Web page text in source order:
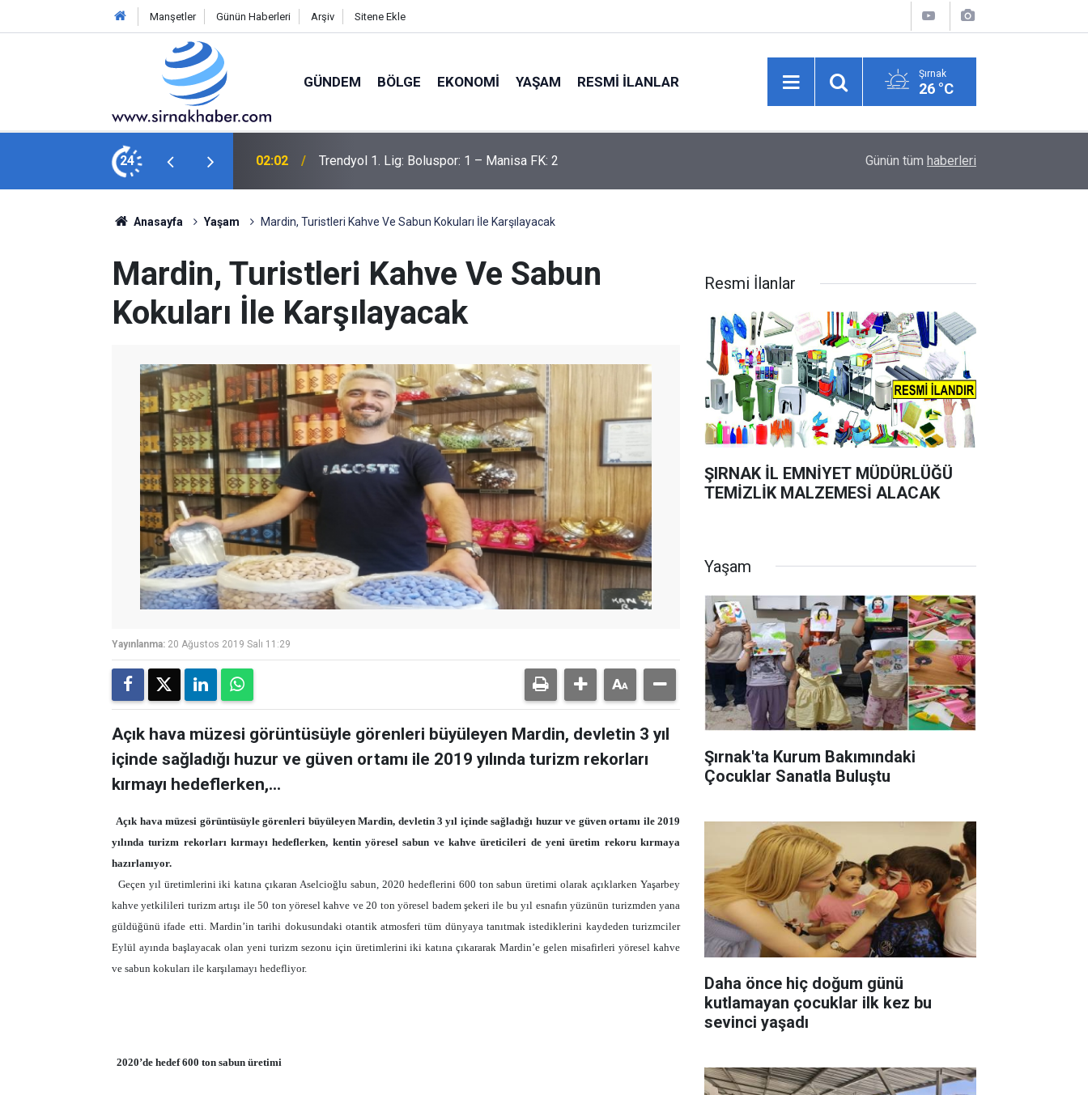
Manşetler Günün Haberleri Arşiv Sitene Ekle
GÜNDEM BÖLGE EKONOMI YAŞAM RESMI İLANLAR Şırnak
26 °C
24 00:45 Şanlıurfa'da hastane bahçesinde silahlı saldırı: 1'i çocuk 2 yaralı BARIŞ ÇIĞLIĞININ MİLADI MI YOKSA MİADI
Günün tüm haberleri
Anasayfa Yaşam Mardin, Turistleri Kahve Ve Sabun Kokuları İle Karşılayacak
Mardin, Turistleri Kahve Ve Sabun
Kokuları İle Karşılayacak
Yayınlanma: 20 Ağustos 2019 Salı 11:29
Açık hava müzesi görüntüsüyle görenleri büyüleyen Mardin, devletin 3 yıl
içinde sağladığı huzur ve güven ortamı ile 2019 yılında turizm rekorları
kırmayı hedeflerken,...
Açık hava müzesi görüntüsüyle görenleri büyüleyen Mardin, devletin 3 yıl içinde sağladığı huzur ve güven ortamı ile 2019
yılında turizm rekorları kırmayı hedeflerken, kentin yöresel sabun ve kahve üreticileri de yeni üretim rekoru kırmaya
hazırlanıyor.
Geçen yıl üretimlerini iki katına çıkaran Aselcioğlu sabun, 2020 hedeflerini 600 ton sabun üretimi olarak açıklarken Yaşarbey
kahve yetkilileri turizm artışı ile 50 ton yöresel kahve ve 20 ton yöresel badem şekeri ile bu yıl esnafın yüzünün turizmden yana
güldüğünü ifade etti. Mardin’in tarihi dokusundaki otantik atmosferi tüm dünyaya tanıtmak istediklerini kaydeden turizmciler
Eylül ayında başlayacak olan yeni turizm sezonu için üretimlerini iki katına çıkararak Mardin’e gelen misafirleri yöresel kahve
ve sabun kokuları ile karşılamayı hedefliyor.
2020’de hedef 600 ton sabun üretimi
Resmi İlanlar
ŞIRNAK İL EMNİYET MÜDÜRLÜĞÜ
TEMİZLİK MALZEMESİ ALACAK
Yaşam
Şırnak'ta Kurum Bakımındaki
Çocuklar Sanatla Buluştu
Daha önce hiç doğum günü
kutlamayan çocuklar ilk kez bu
sevinci yaşadı